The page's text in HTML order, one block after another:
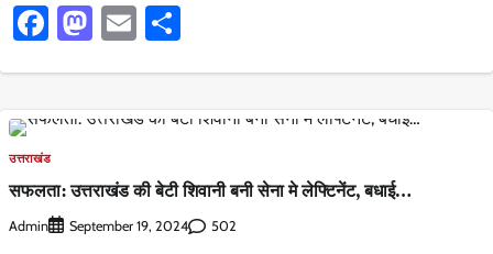
Facebook
Mastodon
Email
उत्तराखंड
सफलता: उत्तराखंड की बेटी शिवानी बनी सेना मे लेफ्टिनेंट, बधाई…
Admin September 19, 2024 502